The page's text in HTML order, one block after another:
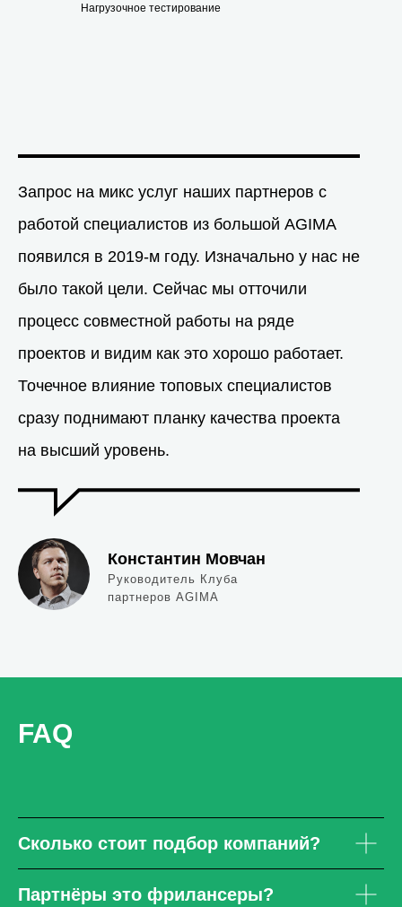
Нагрузочное тестирование
Запрос на микс услуг наших партнеров с
работой специалистов из большой AGIMA
появился в 2019-м году. Изначально у нас не
было такой цели. Сейчас мы отточили
процесс совместной работы на ряде
проектов и видим как это хорошо работает.
Точечное влияние топовых специалистов
сразу поднимают планку качества проекта
на высший уровень.
Константин Мовчан
Руководитель Клуба
партнеров AGIMA
FAQ
Сколько стоит подбор компаний?
Партнёры это фрилансеры?